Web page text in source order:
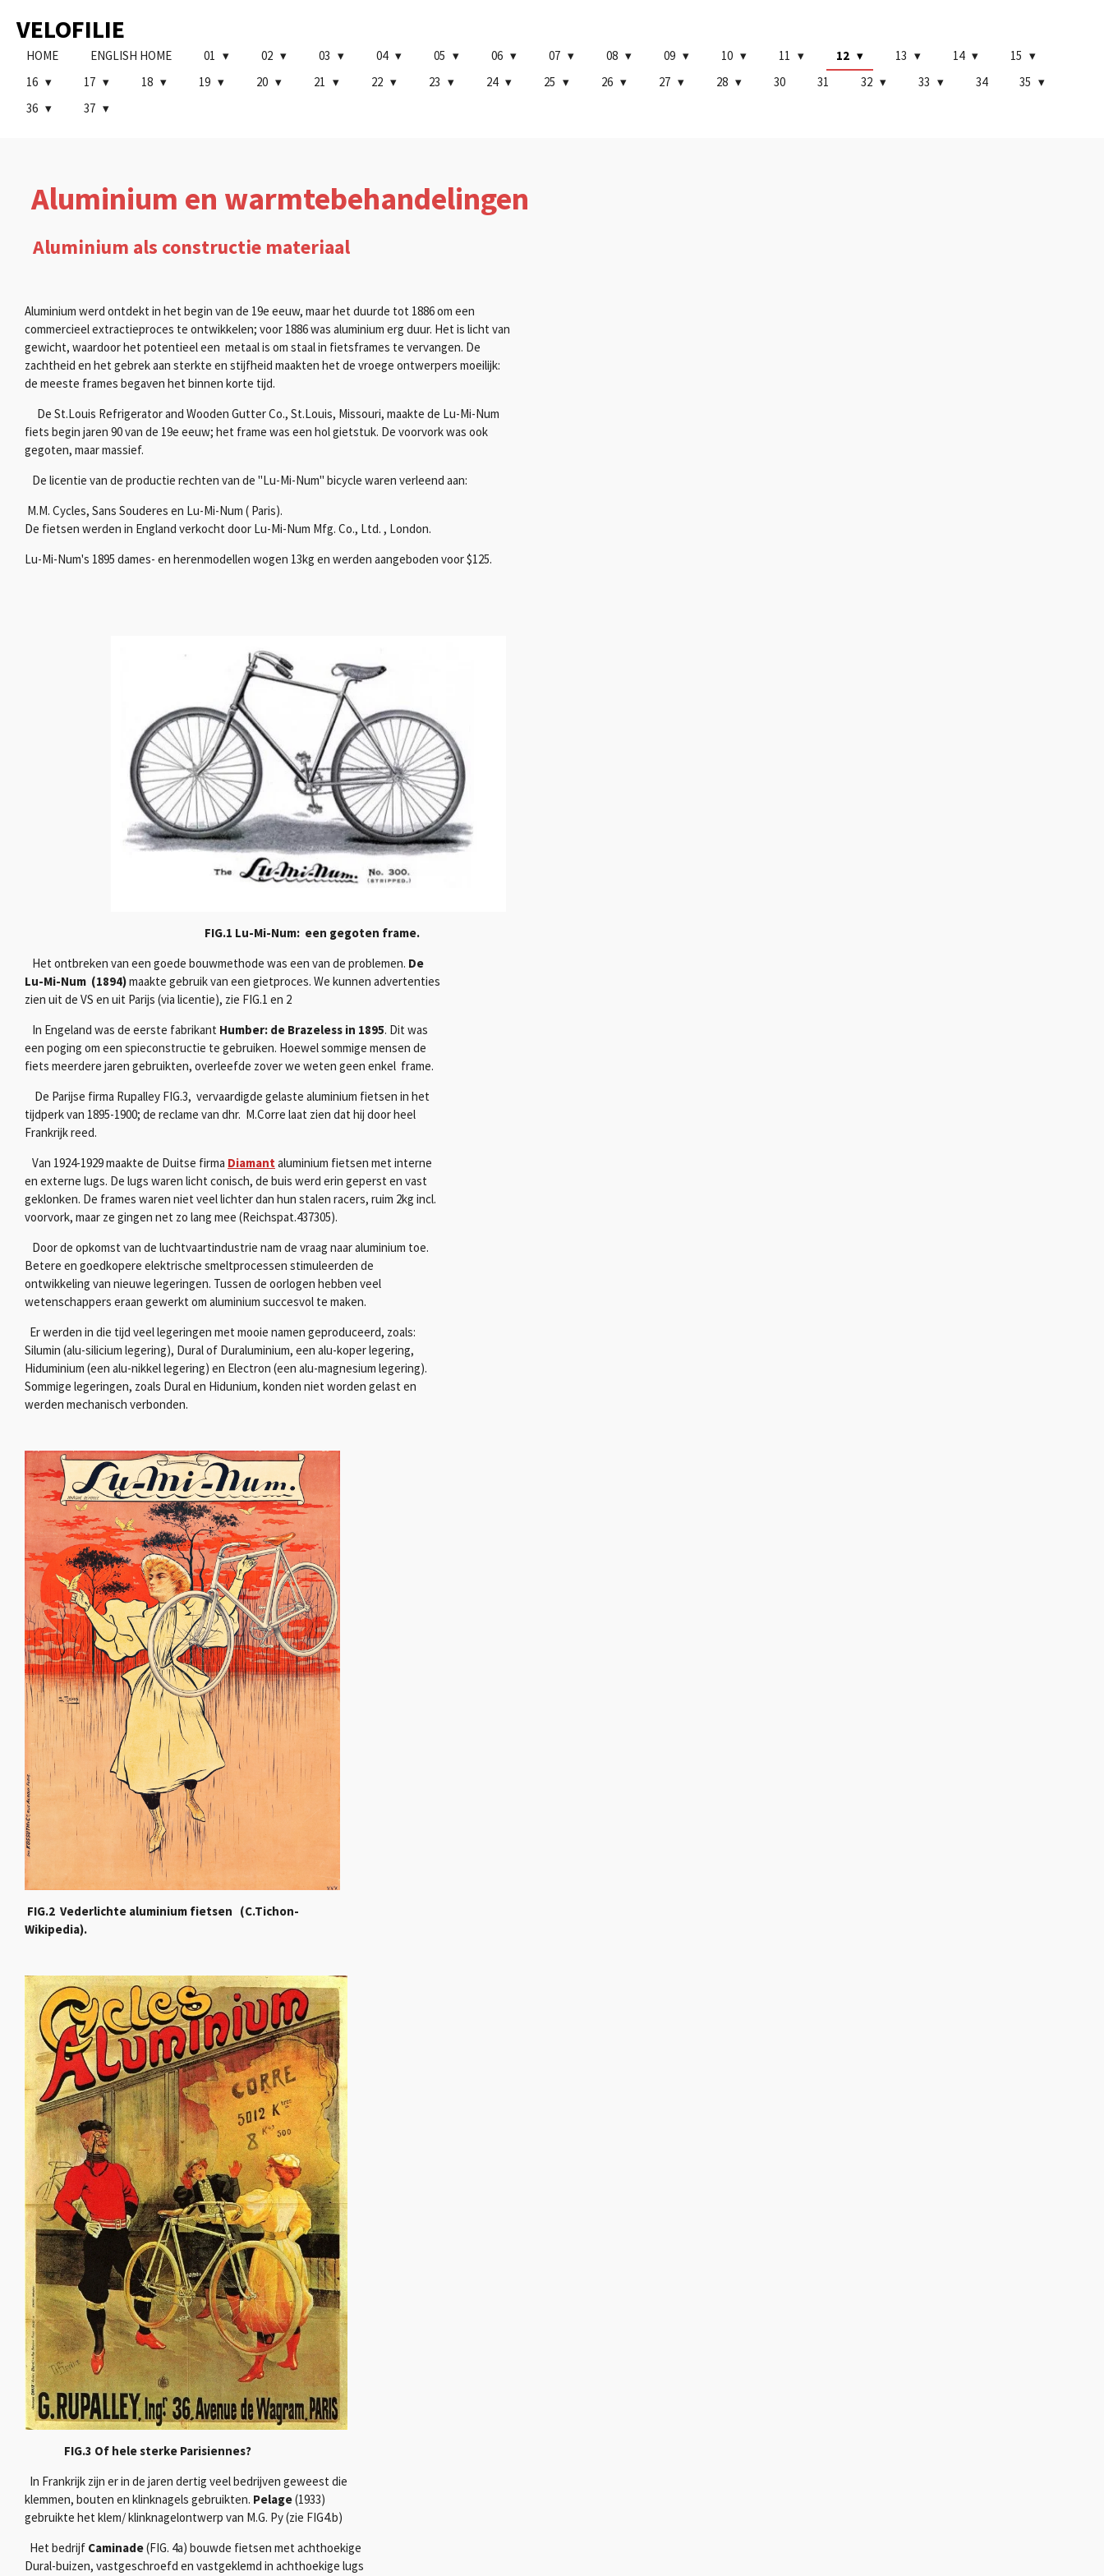
direct
naar
hoofdinhoud
VELOFILIE
HOME ENGLISH HOME 01 02 03 04 05 06 07 08 09 10 11 12 13 14
15
16
17 18 19 20 21 22 23 24 25 26 27 28 30 31 32 33 34
35
36
37
Aluminium en warmtebehandelingen
Aluminium als constructie materiaal
Aluminium werd ontdekt in het begin van de 19e eeuw, maar het duurde tot 1886 om een ​​
commercieel extractieproces te ontwikkelen; voor 1886 was aluminium ​​erg duur. Het is licht van
gewicht, waardoor het potentieel een metaal is om staal in fietsframes te vervangen. De
zachtheid en het gebrek aan sterkte en stijfheid maakten het de vroege ontwerpers moeilijk:
de meeste frames begaven het binnen korte tijd.
De St.Louis Refrigerator and Wooden Gutter Co., St.Louis, Missouri, maakte de Lu-Mi-Num
fiets begin jaren 90 van de 19e eeuw; het frame was een hol gietstuk. De voorvork was ook
gegoten, maar massief.
De licentie van de productie rechten van de "Lu-Mi-Num" bicycle waren verleend aan:
M.M. Cycles, Sans Souderes en Lu-Mi-Num ( Paris).
De fietsen werden in England verkocht door Lu-Mi-Num Mfg. Co., Ltd. , London.
Lu-Mi-Num's 1895 dames- en herenmodellen wogen 13kg en werden aangeboden voor $125.
FIG.1 Lu-Mi-Num: een gegoten frame.
Het ontbreken van een goede bouwmethode was een van de problemen. De
Lu-Mi-Num (1894)maakte gebruik van een gietproces. We kunnen advertenties
zien uit de VS en uit Parijs (via licentie), zie FIG.1 en 2
In Engeland was de eerste fabrikant Humber: de Brazeless in 1895. Dit was
een poging om een ​​spieconstructie te gebruiken. Hoewel sommige mensen de
fiets meerdere jaren gebruikten, overleefde zover we weten geen enkel frame.
De Parijse firma Rupalley FIG.3, vervaardigde gelaste aluminium fietsen in het
tijdperk van 1895-1900; de reclame van dhr. M.Corre laat zien dat hij door heel
Frankrijk reed.
Van 1924-1929 maakte de Duitse firma Diamantaluminium fietsen met interne
en externe lugs. De lugs waren licht conisch, de buis werd erin geperst en vast
geklonken. De frames waren niet veel lichter dan hun stalen racers, ruim 2kg incl.
voorvork, maar ze gingen net zo lang mee (Reichspat.437305).
Door de opkomst van de luchtvaartindustrie nam de vraag naar aluminium toe.
Betere en goedkopere elektrische smeltprocessen stimuleerden de
ontwikkeling van nieuwe legeringen. Tussen de oorlogen hebben veel
wetenschappers eraan gewerkt om aluminium succesvol te maken.
Er werden in die tijd veel legeringen met mooie namen geproduceerd, zoals:
Silumin (alu-silicium legering), Dural of Duraluminium, een alu-koper legering,
Hiduminium (een alu-nikkel legering) en Electron (een alu-magnesium legering).
Sommige legeringen, zoals Dural en Hidunium, konden niet worden gelast en
werden mechanisch verbonden.
FIG.2 Vederlichte aluminium fietsen (C.Tichon-
Wikipedia).
FIG.3 Of hele sterke Parisiennes?
In Frankrijk zijn er in de jaren dertig veel bedrijven geweest die
klemmen, bouten en klinknagels gebruikten. Pelage(1933)
gebruikte het klem/ klinknagelontwerp van M.G. Py (zie FIG4.b)
Het bedrijf Caminade(FIG. 4a) bouwde fietsen met achthoekige
Dural-buizen, vastgeschroefd en vastgeklemd in achthoekige lugs